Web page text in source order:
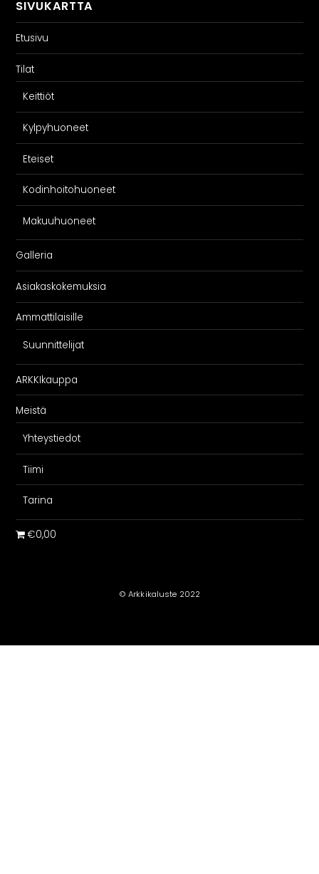
SIVUKARTTA
Etusivu
Tilat
Keittiöt
Kylpyhuoneet
Eteiset
Kodinhoitohuoneet
Makuuhuoneet
Galleria
Asiakaskokemuksia
Ammattilaisille
Suunnittelijat
ARKKIkauppa
Meistä
Yhteystiedot
Tiimi
Tarina
€0,00
© Arkkikaluste 2022